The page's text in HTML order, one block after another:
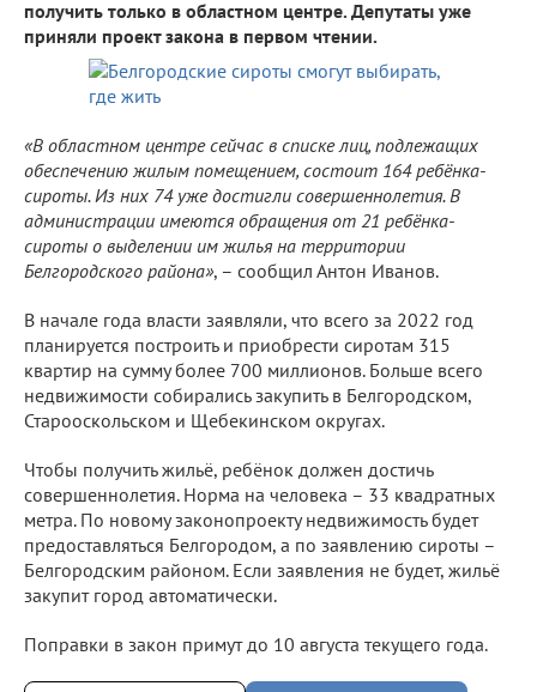
получить только в областном центре. Депутаты уже
приняли проект закона в первом чтении.
«В областном центре сейчас в списке лиц, подлежащих
обеспечению жилым помещением, состоит 164 ребёнка-
сироты. Из них 74 уже достигли совершеннолетия. В
администрации имеются обращения от 21 ребёнка-
сироты о выделении им жилья на территории
Белгородского района», – сообщил Антон Иванов.
В начале года власти заявляли, что всего за 2022 год
планируется построить и приобрести сиротам 315
квартир на сумму более 700 миллионов. Больше всего
недвижимости собирались закупить в Белгородском,
Старооскольском и Щебекинском округах.
Чтобы получить жильё, ребёнок должен достичь
совершеннолетия. Норма на человека – 33 квадратных
метра. По новому законопроекту недвижимость будет
предоставляться Белгородом, а по заявлению сироты –
Белгородским районом. Если заявления не будет, жильё
закупит город автоматически.
Поправки в закон примут до 10 августа текущего года.